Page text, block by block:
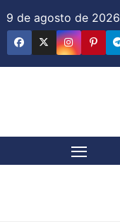
9 de agosto de 2026